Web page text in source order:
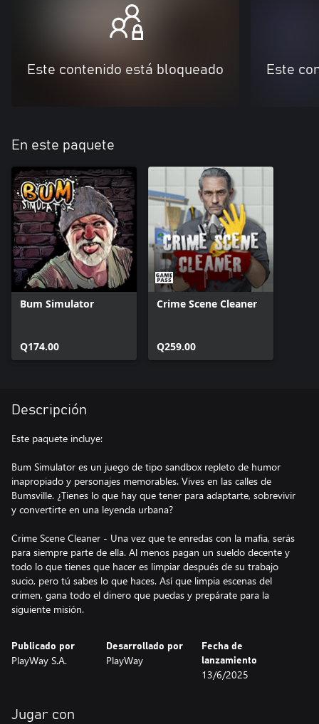
Este contenido está bloqueado Este
En este paquete
Bum Simulator
Q174.00
Crime Scene Cleaner
Q259.00
Descripción
Este paquete incluye:
Bum Simulator es un juego de tipo sandbox repleto de humor
inapropiado y personajes memorables. Vives en las calles de
Bumsville. ¿Tienes lo que hay que tener para adaptarte, sobrevivir
y convertirte en una leyenda urbana?
Crime Scene Cleaner - Una vez que te enredas con la mafia, serás
para siempre parte de ella. Al menos pagan un sueldo decente y
todo lo que tienes que hacer es limpiar después de su trabajo
sucio, pero tú sabes lo que haces. Así que limpia escenas del
crimen, gana todo el dinero que puedas y prepárate para la
siguiente misión.
Publicado por
PlayWay S.A.
Desarrollado por
PlayWay
Fecha de
lanzamiento
13/6/2025
Jugar con